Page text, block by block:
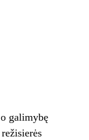
galimybę